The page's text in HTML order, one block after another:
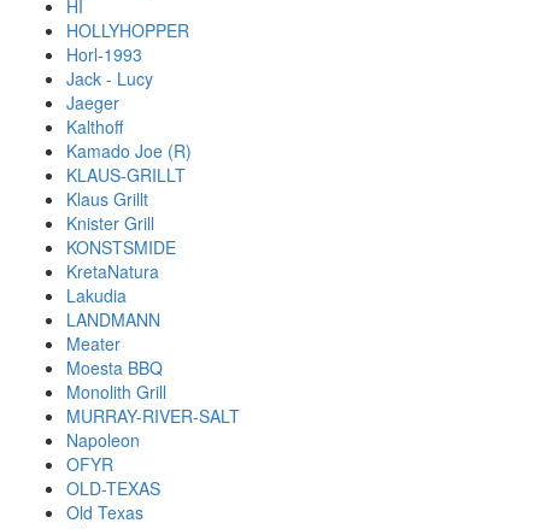
HI
HOLLYHOPPER
Horl-1993
Jack - Lucy
Jaeger
Kalthoff
Kamado Joe (R)
KLAUS-GRILLT
Klaus Grillt
Knister Grill
KONSTSMIDE
KretaNatura
Lakudia
LANDMANN
Meater
Moesta BBQ
Monolith Grill
MURRAY-RIVER-SALT
Napoleon
OFYR
OLD-TEXAS
Old Texas